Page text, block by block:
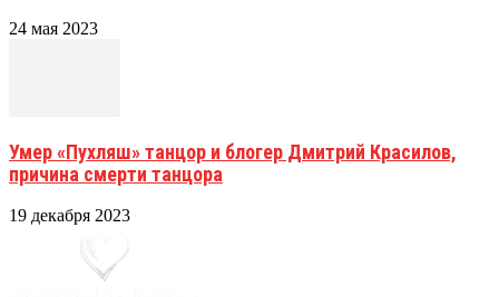
24 мая 2023
Умер «Пухляш» танцор и блогер Дмитрий Красилов,
причина смерти танцора
19 декабря 2023